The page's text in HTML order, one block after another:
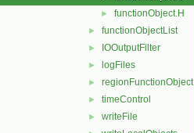
► functionObject.H
► functionObjectList
► IOOutputFilter
► logFiles
► regionFunctionObject
► timeControl
► writeFile